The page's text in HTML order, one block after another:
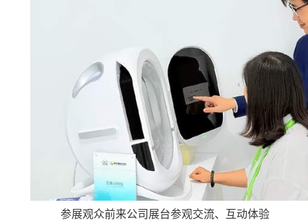
参展观众前来公司展台参观交流、互动体验